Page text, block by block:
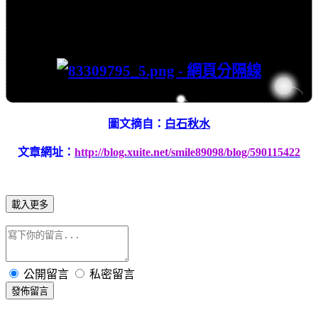
圖文摘自： 白石秋水
文章網址： http://blog.xuite.net/smile89098/blog/590115422
載入更多
公開留言 私密留言
發佈留言